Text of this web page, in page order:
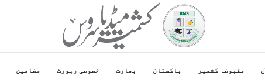
مقبوضہ کشمیر پاکستان بھارت خصوصی رپورٹ مضامین